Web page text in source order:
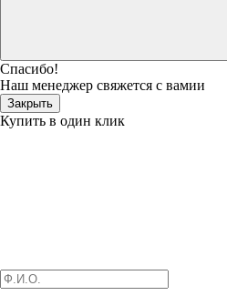
Спасибо!
Наш менеджер свяжется с вамии
Закрыть
Купить в один клик